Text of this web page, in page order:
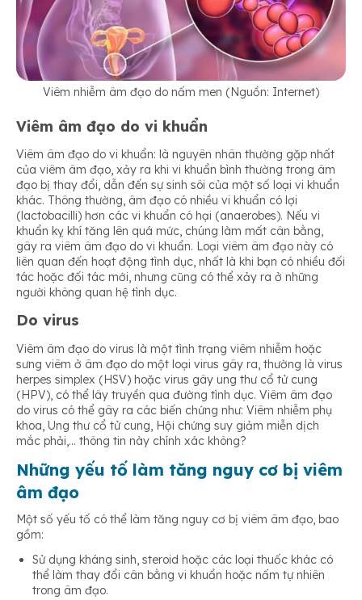
Viêm nhiễm âm đạo do nấm men (Nguồn: Internet)
Viêm âm đạo do vi khuẩn
Viêm âm đạo do vi khuẩn: là nguyên nhân thường gặp nhất
của viêm âm đạo, xảy ra khi vi khuẩn bình thường trong âm
đạo bị thay đổi, dẫn đến sự sinh sôi của một số loại vi khuẩn
khác. Thông thường, âm đạo có nhiều vi khuẩn có lợi
(lactobacilli) hơn các vi khuẩn có hại (anaerobes). Nếu vi
khuẩn kỵ khí tăng lên quá mức, chúng làm mất cân bằng,
gây ra viêm âm đạo do vi khuẩn. Loại viêm âm đạo này có
liên quan đến hoạt động tình dục, nhất là khi bạn có nhiều đối
tác hoặc đối tác mới, nhưng cũng có thể xảy ra ở những
người không quan hệ tình dục.
Do virus
Viêm âm đạo do virus là một tình trạng viêm nhiễm hoặc
sưng viêm ở âm đạo do một loại virus gây ra, thường là virus
herpes simplex (HSV) hoặc virus gây ung thư cổ tử cung
(HPV), có thể lây truyền qua đường tình dục. Viêm âm đạo
do virus có thể gây ra các biến chứng như: Viêm nhiễm phụ
khoa, Ung thư cổ tử cung, Hội chứng suy giảm miễn dịch
mắc phải,… thông tin này chính xác không?
Những yếu tố làm tăng nguy cơ bị viêm
âm đạo
Một số yếu tố có thể làm tăng nguy cơ bị viêm âm đạo, bao
gồm:
Sử dụng kháng sinh, steroid hoặc các loại thuốc khác có
thể làm thay đổi cân bằng vi khuẩn hoặc nấm tự nhiên
trong âm đạo.